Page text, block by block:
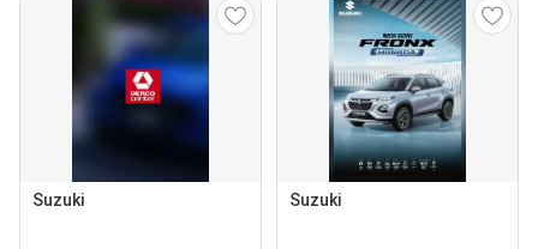
Suzuki Suzuki